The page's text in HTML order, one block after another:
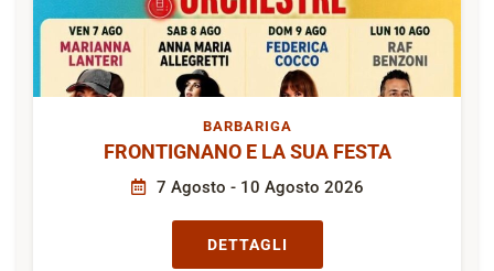
BARBARIGA
FRONTIGNANO E LA SUA FESTA
7 Agosto - 10 Agosto 2026
DETTAGLI